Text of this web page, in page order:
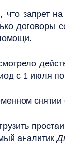
что запрет
договоры
с 1 июля по
снятии
аналитик